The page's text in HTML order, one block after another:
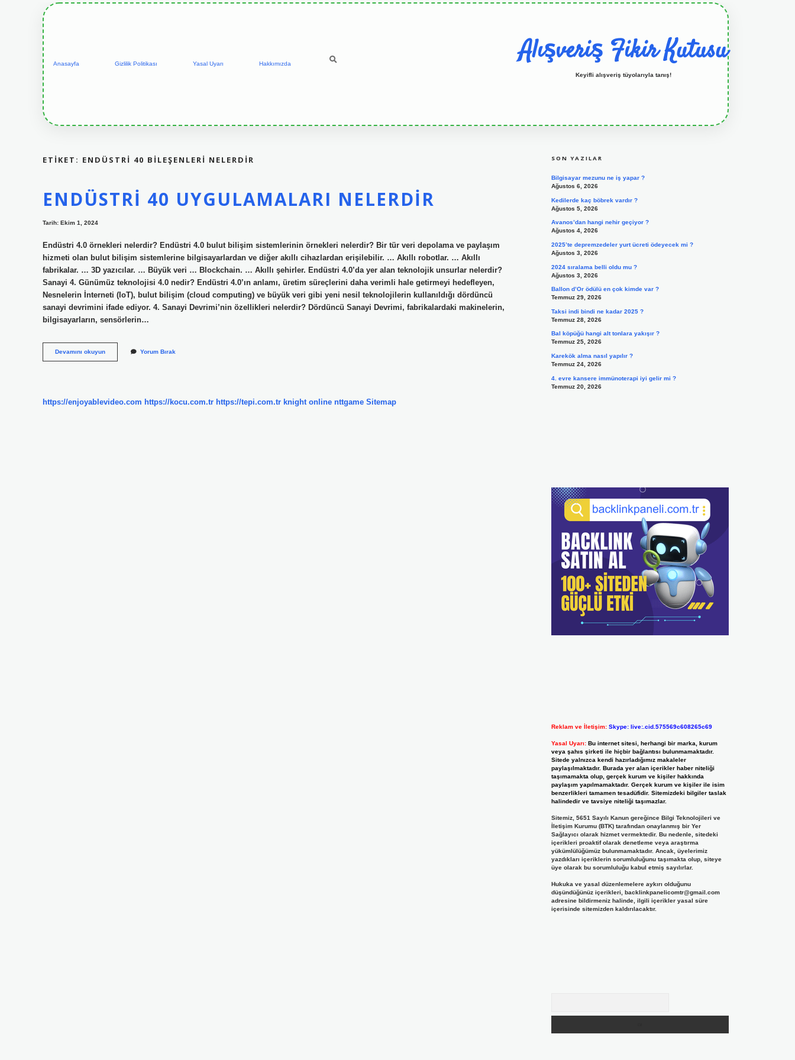
Anasayfa Gizlilik Politikası Yasal Uyarı Hakkımızda Alışveriş Fikir Kutusu
Keyifli alışveriş tüyolarıyla tanış!
ETIKET: ENDÜSTRI 40 BILEŞENLERI NELERDIR
ENDÜSTRI 40 UYGULAMALARI NELERDIR
Tarih: Ekim 1, 2024
Endüstri 4.0 örnekleri nelerdir? Endüstri 4.0 bulut bilişim sistemlerinin örnekleri nelerdir? Bir tür veri depolama ve paylaşım
hizmeti olan bulut bilişim sistemlerine bilgisayarlardan ve diğer akıllı cihazlardan erişilebilir. … Akıllı robotlar. … Akıllı
fabrikalar. … 3D yazıcılar. … Büyük veri … Blockchain. … Akıllı şehirler. Endüstri 4.0’da yer alan teknolojik unsurlar nelerdir?
Sanayi 4. Günümüz teknolojisi 4.0 nedir? Endüstri 4.0’ın anlamı, üretim süreçlerini daha verimli hale getirmeyi hedefleyen,
Nesnelerin İnterneti (IoT), bulut bilişim (cloud computing) ve büyük veri gibi yeni nesil teknolojilerin kullanıldığı dördüncü
sanayi devrimini ifade ediyor. 4. Sanayi Devrimi’nin özellikleri nelerdir? Dördüncü Sanayi Devrimi, fabrikalardaki makinelerin,
bilgisayarların, sensörlerin…
Devamını okuyunEndüstri
40
Yorum Bırak
https://enjoyablevideo.com https://kocu.com.tr https://tepi.com.tr knight online nttgame Sitemap
SON YAZILAR
Bilgisayar mezunu ne iş yapar ?
Ağustos 6, 2026
Kedilerde kaç böbrek vardır ?
Ağustos 5, 2026
Avanos’dan hangi nehir geçiyor ?
Ağustos 4, 2026
2025’te depremzedeler yurt ücreti ödeyecek mi ?
Ağustos 3, 2026
2024 sıralama belli oldu mu ?
Ağustos 3, 2026
Ballon d’Or ödülü en çok kimde var ?
Temmuz 29, 2026
Taksi indi bindi ne kadar 2025 ?
Temmuz 28, 2026
Bal köpüğü hangi alt tonlara yakışır ?
Temmuz 25, 2026
Karekök alma nasıl yapılır ?
Temmuz 24, 2026
4. evre kansere immünoterapi iyi gelir mi ?
Temmuz 20, 2026
Reklam ve İletişim: Skype: live:.cid.575569c608265c69
Yasal Uyarı: Bu internet sitesi, herhangi bir marka, kurum
veya şahıs şirketi ile hiçbir bağlantısı bulunmamaktadır.
Sitede yalnızca kendi hazırladığımız makaleler
paylaşılmaktadır. Burada yer alan içerikler haber niteliği
taşımamakta olup, gerçek kurum ve kişiler hakkında
paylaşım yapılmamaktadır. Gerçek kurum ve kişiler ile isim
benzerlikleri tamamen tesadüfidir. Sitemizdeki bilgiler taslak
halindedir ve tavsiye niteliği taşımazlar.
Sitemiz, 5651 Sayılı Kanun gereğince Bilgi Teknolojileri ve
İletişim Kurumu (BTK) tarafından onaylanmış bir Yer
Sağlayıcı olarak hizmet vermektedir. Bu nedenle, sitedeki
içerikleri proaktif olarak denetleme veya araştırma
yükümlülüğümüz bulunmamaktadır. Ancak, üyelerimiz
yazdıkları içeriklerin sorumluluğunu taşımakta olup, siteye
üye olarak bu sorumluluğu kabul etmiş sayılırlar.
Hukuka ve yasal düzenlemelere aykırı olduğunu
düşündüğünüz içerikleri, backlinkpanelicomtr@gmail.com
adresine bildirmeniz halinde, ilgili içerikler yasal süre
içerisinde sitemizden kaldırılacaktır.